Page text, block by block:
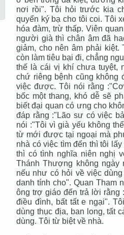
nơi rồi". Tôi hỏi trước kia
quyển ký bạ cho tôi coi. Tôi
hóa đàm, trừ thấp. Viên
người già thì chân âm đã
giảm, cho nên âm phải
còn làm tiêu bại đi, chẳng
thế là cái vị khí chưa tuyệt,
chứ riêng bệnh cũng không
việc được. Tôi nói rằng
bốc một thang, khó dễ sẽ
biết đại quan có ưng cho
đáp rằng :"Lão sư có việc
nói :"Tôi vì già yếu không
từ mới được tại ngoại mà
nhà có việc tìm đến thì tôi
thì có tình nghĩa niên nghị
Thánh Thượng không ngày
nếu như có hỏi về việc
danh tính cho". Quan Tham
ông trợ giáo đến trả lời rằng
điều đình, bất tất e ngại".
dùng thục địa, ban long, tất
dùng. Tôi từ biệt về nhà.